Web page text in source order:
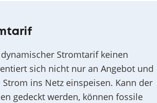
Stromtarif keinen
sich nicht nur an Angebot und
ins Netz einspeisen. Kann der
gedeckt werden, können fossile